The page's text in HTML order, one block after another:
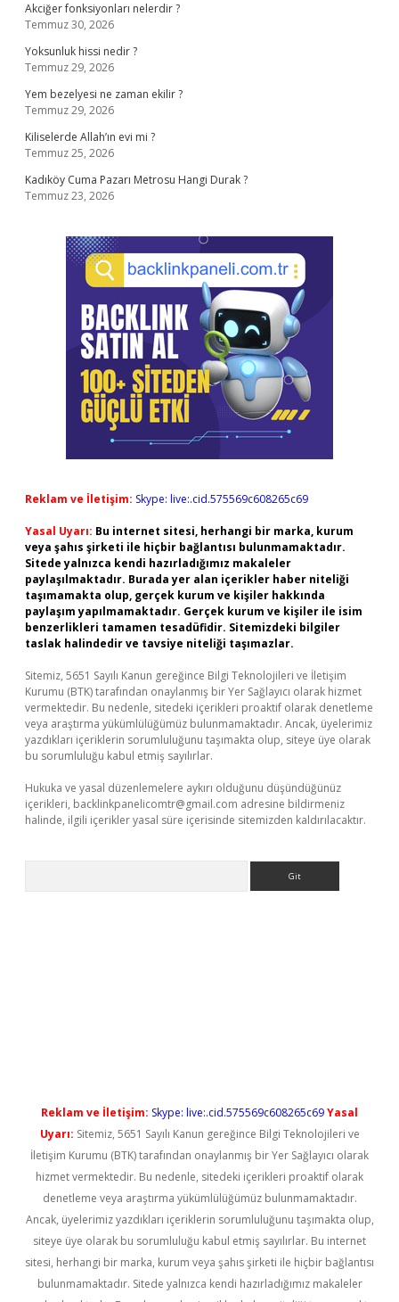
Akciğer fonksiyonları nelerdir ?
Temmuz 30, 2026
Yoksunluk hissi nedir ?
Temmuz 29, 2026
Yem bezelyesi ne zaman ekilir ?
Temmuz 29, 2026
Kiliselerde Allah’ın evi mi ?
Temmuz 25, 2026
Kadıköy Cuma Pazarı Metrosu Hangi Durak ?
Temmuz 23, 2026
Reklam ve İletişim: Skype: live:.cid.575569c608265c69
Yasal Uyarı: Bu internet sitesi, herhangi bir marka, kurum
veya şahıs şirketi ile hiçbir bağlantısı bulunmamaktadır.
Sitede yalnızca kendi hazırladığımız makaleler
paylaşılmaktadır. Burada yer alan içerikler haber niteliği
taşımamakta olup, gerçek kurum ve kişiler hakkında
paylaşım yapılmamaktadır. Gerçek kurum ve kişiler ile isim
benzerlikleri tamamen tesadüfidir. Sitemizdeki bilgiler
taslak halindedir ve tavsiye niteliği taşımazlar.
Sitemiz, 5651 Sayılı Kanun gereğince Bilgi Teknolojileri ve İletişim
Kurumu (BTK) tarafından onaylanmış bir Yer Sağlayıcı olarak hizmet
vermektedir. Bu nedenle, sitedeki içerikleri proaktif olarak denetleme
veya araştırma yükümlülüğümüz bulunmamaktadır. Ancak, üyelerimiz
yazdıkları içeriklerin sorumluluğunu taşımakta olup, siteye üye olarak
bu sorumluluğu kabul etmiş sayılırlar.
Hukuka ve yasal düzenlemelere aykırı olduğunu düşündüğünüz
içerikleri, backlinkpanelicomtr@gmail.com adresine bildirmeniz
halinde, ilgili içerikler yasal süre içerisinde sitemizden kaldırılacaktır.
Reklam ve İletişim: Skype: live:.cid.575569c608265c69Yasal
Uyarı: Sitemiz, 5651 Sayılı Kanun gereğince Bilgi Teknolojileri ve
İletişim Kurumu (BTK) tarafından onaylanmış bir Yer Sağlayıcı olarak
hizmet vermektedir. Bu nedenle, sitedeki içerikleri proaktif olarak
denetleme veya araştırma yükümlülüğümüz bulunmamaktadır.
Ancak, üyelerimiz yazdıkları içeriklerin sorumluluğunu taşımakta olup,
siteye üye olarak bu sorumluluğu kabul etmiş sayılırlar. Bu internet
sitesi, herhangi bir marka, kurum veya şahıs şirketi ile hiçbir bağlantısı
bulunmamaktadır. Sitede yalnızca kendi hazırladığımız makaleler